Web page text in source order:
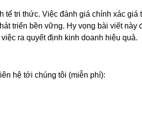
tri thức. Việc đánh giá chính xác giá
triển bền vững. Hy vọng bài viết này
ra quyết định kinh doanh hiệu quả.
hệ tới chúng tôi (miễn phí):